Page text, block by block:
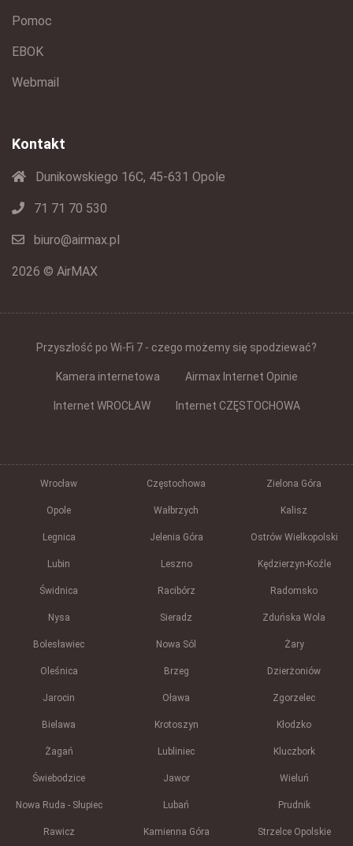
Pomoc
EBOK
Webmail
Kontakt
Dunikowskiego 16C, 45-631 Opole
71 71 70 530
biuro@airmax.pl
2026 © AirMAX
Przyszłość po Wi-Fi 7 - czego możemy się spodziewać?
Kamera internetowa Airmax Internet Opinie
Internet WROCŁAW Internet CZĘSTOCHOWA
Wrocław Częstochowa Zielona Góra
Opole Wałbrzych Kalisz
Legnica Jelenia Góra Ostrów Wielkopolski
Lubin Leszno Kędzierzyn-Koźle
Świdnica Racibórz Radomsko
Nysa Sieradz Zduńska Wola
Bolesławiec Nowa Sól Żary
Oleśnica Brzeg Dzierżoniów
Jarocin Oława Zgorzelec
Bielawa Krotoszyn Kłodzko
Żagań Lubliniec Kluczbork
Świebodzice Jawor Wieluń
Nowa Ruda - Słupiec Lubań Prudnik
Rawicz Kamienna Góra Strzelce Opolskie